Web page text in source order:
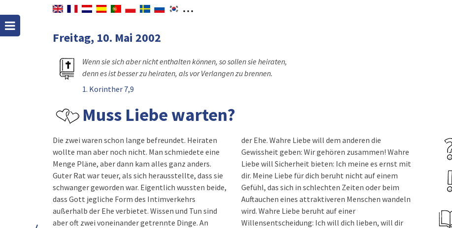
Freitag, 10. Mai 2002
Wenn sie sich aber nicht enthalten können, so sollen sie heiraten,
denn es ist besser zu heiraten, als vor Verlangen zu brennen.
1. Korinther 7,9
Muss Liebe warten?
Die zwei waren schon lange befreundet. Heiraten
wollte man aber noch nicht. Man schmiedete eine
Menge Pläne, aber dann kam alles ganz anders.
Guter Rat war teuer, als sich herausstellte, dass sie
schwanger geworden war. Eigentlich wussten beide,
dass Gott jegliche Form des Intimverkehrs
außerhalb der Ehe verbietet. Wissen und Tun sind
aber oft zwei voneinander getrennte Dinge. An
der Ehe. Wahre Liebe will dem anderen die
Gewissheit geben: Wir gehören zusammen! Wahre
Liebe will Sicherheit bieten: Ich meine es ernst mit
dir. Meine Liebe für dich beruht nicht auf einem
Gefühl, das sich in schlechten Zeiten oder beim
Auftauchen eines attraktiveren Menschen wandeln
wird. Wahre Liebe beruht auf einer
Willensentscheidung: Ich will dich lieben, will dir